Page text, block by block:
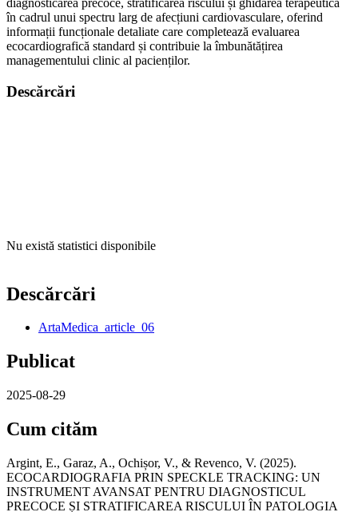
diagnosticarea precoce, stratificarea riscului și ghidarea terapeutică
în cadrul unui spectru larg de afecțiuni cardiovasculare, oferind
informații funcționale detaliate care completează evaluarea
ecocardiografică standard și contribuie la îmbunătățirea
managementului clinic al pacienților.
Descărcări
Nu există statistici disponibile
Descărcări
ArtaMedica_article_06
Publicat
2025-08-29
Cum cităm
Argint, E., Garaz, A., Ochișor, V., & Revenco, V. (2025).
ECOCARDIOGRAFIA PRIN SPECKLE TRACKING: UN
INSTRUMENT AVANSAT PENTRU DIAGNOSTICUL
PRECOCE ȘI STRATIFICAREA RISCULUI ÎN PATOLOGIA